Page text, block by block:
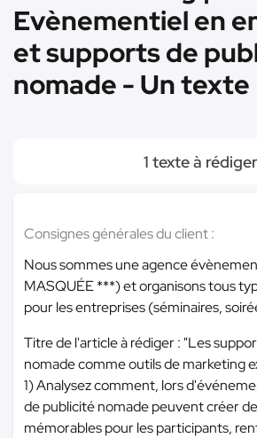
Evènementiel en
et supports de
nomade - Un texte
1 texte à rédiger
Consignes générales du client :
Nous sommes une agence
MASQUÉE ***) et organisons tous
pour les entreprises (séminaires,
Titre de l'article à rédiger : "Les
nomade comme outils de marketing
1) Analysez comment, lors
de publicité nomade peuvent créer
mémorables pour les participants,